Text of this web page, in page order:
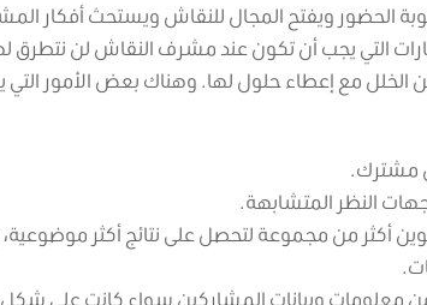
الحضور ويفتح المجال للنقاش ويستحث أفكار
التي يجب أن تكون عند مشرف النقاش لن نتطرق
الخلل مع إعطاء حلول لها. وهناك بعض الأمور التي
مشترك.
النظر المتشابهة.
6-10 أشخاص، بإمكانك تكوين أكثر من مجموعة لتحصل على نتائج أكثر
معلومات وبيانات المشاركين سواء كانت على